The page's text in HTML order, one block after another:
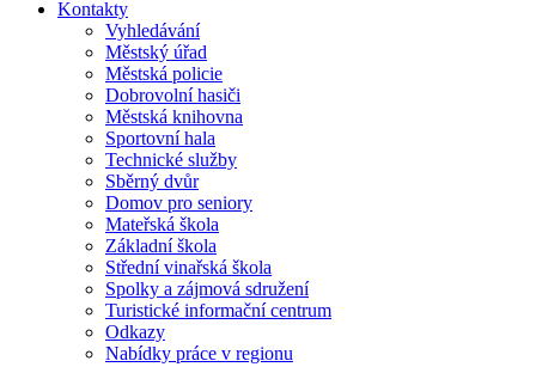
Kontakty
Vyhledávání
Městský úřad
Městská policie
Dobrovolní hasiči
Městská knihovna
Sportovní hala
Technické služby
Sběrný dvůr
Domov pro seniory
Mateřská škola
Základní škola
Střední vinařská škola
Spolky a zájmová sdružení
Turistické informační centrum
Odkazy
Nabídky práce v regionu